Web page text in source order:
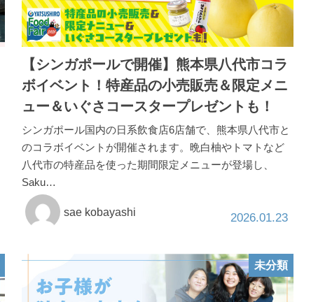
【シンガポールで開催】熊本県八代市コラ
ボイベント！特産品の小売販売＆限定メニ
ュー＆いぐさコースタープレゼントも！
シンガポール国内の日系飲食店6店舗で、熊本県八代市と
のコラボイベントが開催されます。晩白柚やトマトなど
八代市の特産品を使った期間限定メニューが登場し、
Saku…
sae kobayashi 2026.01.23
未分類